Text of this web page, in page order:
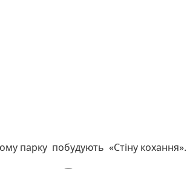
парку побудують «Стіну кохання».